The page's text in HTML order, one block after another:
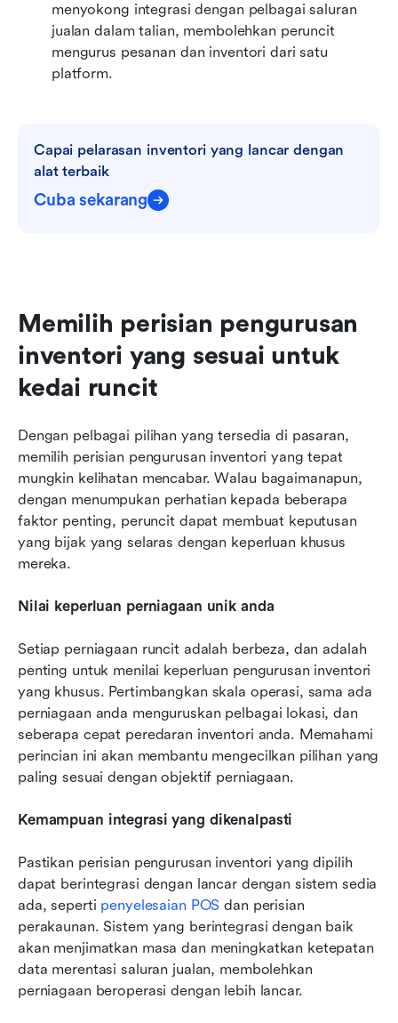
menyokong integrasi dengan pelbagai saluran
jualan dalam talian, membolehkan peruncit
mengurus pesanan dan inventori dari satu
platform.
Capai pelarasan inventori yang lancar dengan
alat terbaik
Cuba sekarang
Memilih perisian pengurusan
inventori yang sesuai untuk
kedai runcit
Dengan pelbagai pilihan yang tersedia di pasaran,
memilih perisian pengurusan inventori yang tepat
mungkin kelihatan mencabar. Walau bagaimanapun,
dengan menumpukan perhatian kepada beberapa
faktor penting, peruncit dapat membuat keputusan
yang bijak yang selaras dengan keperluan khusus
mereka.
Nilai keperluan perniagaan unik anda
Setiap perniagaan runcit adalah berbeza, dan adalah
penting untuk menilai keperluan pengurusan inventori
yang khusus. Pertimbangkan skala operasi, sama ada
perniagaan anda menguruskan pelbagai lokasi, dan
seberapa cepat peredaran inventori anda. Memahami
perincian ini akan membantu mengecilkan pilihan yang
paling sesuai dengan objektif perniagaan.
Kemampuan integrasi yang dikenalpasti
Pastikan perisian pengurusan inventori yang dipilih
dapat berintegrasi dengan lancar dengan sistem sedia
ada, seperti penyelesaian POS dan perisian
perakaunan. Sistem yang berintegrasi dengan baik
akan menjimatkan masa dan meningkatkan ketepatan
data merentasi saluran jualan, membolehkan
perniagaan beroperasi dengan lebih lancar.